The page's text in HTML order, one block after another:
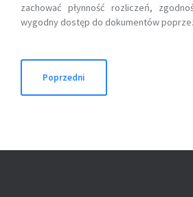
zachować płynność rozliczeń,
wygodny dostęp do dokumentów
Nawigacja
wpisu
Poprzedni